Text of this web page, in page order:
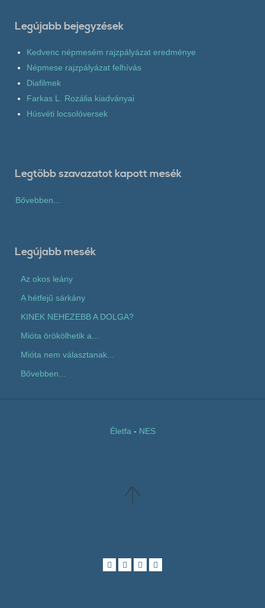
Legújabb bejegyzések
Kedvenc népmesém rajzpályázat eredménye
Népmese rajzpályázat felhívás
Diafilmek
Farkas L. Rozália kiadványai
Húsvéti locsolóversek
Legtöbb szavazatot kapott mesék
Bővebben...
Legújabb mesék
Az okos leány
A hétfejű sárkány
KINEK NEHEZEBB A DOLGA?
Mióta örökölhetik a...
Mióta nem választanak...
Bővebben...
Életfa - NES